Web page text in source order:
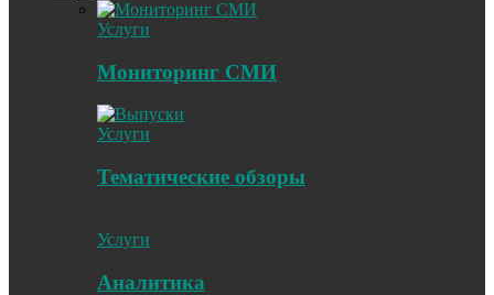
Услуги
Мониторинг СМИ
Услуги
Тематические обзоры
Услуги
Аналитика